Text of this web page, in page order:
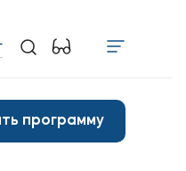
программу